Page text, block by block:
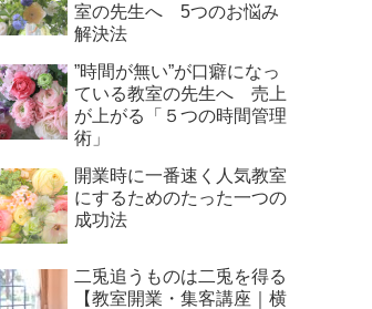
室の先生へ 5つのお悩み
解決法
”時間が無い”が口癖になっ
ている教室の先生へ 売上
が上がる「５つの時間管理
術」
開業時に一番速く人気教室
にするためのたった一つの
成功法
二兎追うものは二兎を得る
【教室開業・集客講座｜横